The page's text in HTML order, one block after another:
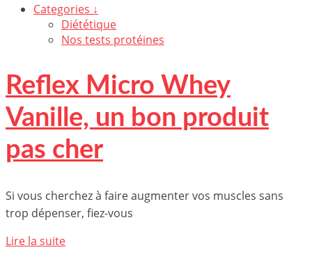
Categories ↓
Diététique
Nos tests protéines
Reflex Micro Whey
Vanille, un bon produit
pas cher
Si vous cherchez à faire augmenter vos muscles sans
trop dépenser, fiez-vous
Lire la suite